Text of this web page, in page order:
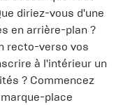
diriez-vous d'une
en arrière-plan ?
recto-verso vos
à l'intérieur un
? Commencez
place